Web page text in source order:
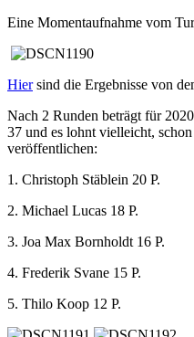
Eine Momentaufnahme vom
Hiersind die Ergebnisse von
Nach 2 Runden beträgt für
37 und es lohnt vielleicht,
veröffentlichen:
1. Christoph Stäblein 20 P.
2. Michael Lucas 18 P.
3. Joa Max Bornholdt 16 P.
4. Frederik Svane 15 P.
5. Thilo Koop 12 P.